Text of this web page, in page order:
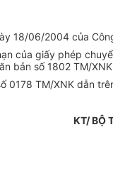
18/06/2004 của
của giấy phép
bản số 1802 TM/
0178 TM/XNK dẫn
KT/ BỘ